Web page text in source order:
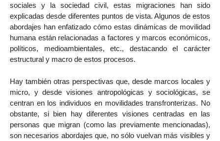
sociales y la sociedad civil, estas migraciones han sido
explicadas desde diferentes puntos de vista. Algunos de estos
abordajes han enfatizado cómo estas dinámicas de movilidad
humana están relacionadas a factores y marcos económicos,
políticos, medioambientales, etc., destacando el carácter
estructural y macro de estos procesos.
Hay también otras perspectivas que, desde marcos locales y
micro, y desde visiones antropológicas y sociológicas, se
centran en los individuos en movilidades transfronterizas. No
obstante, si bien hay diferentes visiones centradas en las
personas que migran (como las previamente mencionadas),
son necesarios abordajes que, no sólo vuelvan más visibles y